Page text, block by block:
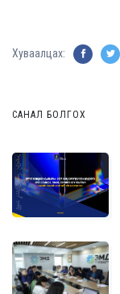
Хуваалцах:
САНАЛ БОЛГОХ